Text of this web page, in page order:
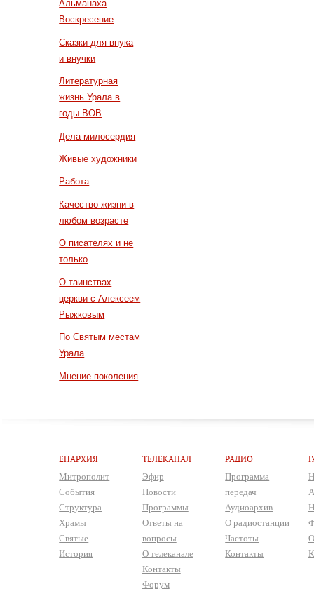
Альманаха
Воскресение
Сказки для внука
и внучки
Литературная
жизнь Урала в
годы ВОВ
Дела милосердия
Живые художники
Работа
Качество жизни в
любом возрасте
О писателях и не
только
О таинствах
церкви с Алексеем
Рыжковым
По Святым местам
Урала
Мнение поколения
ЕПАРХИЯ
Митрополит
События
Структура
Храмы
Святые
История
ТЕЛЕКАНАЛ
Эфир
Новости
Программы
Ответы на
вопросы
О телеканале
Контакты
Форум
РАДИО
Программа
передач
Аудиоархив
О радиостанции
Частоты
Контакты